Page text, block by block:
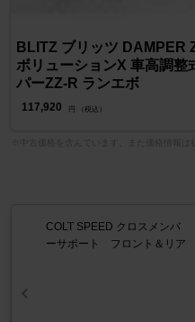
BLITZ ブリッツ DAMPER
ボリューションX 車高調整
パーZZ-R ランエボ
117,920 円 （税込）
COLT SPEED クロスメンバ
ーサポート フロント＆リア